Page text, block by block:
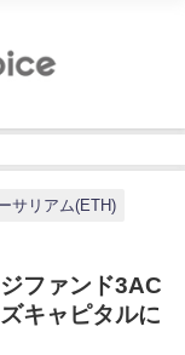
サリアム(ETH)
ファンド3AC
キャピタルに